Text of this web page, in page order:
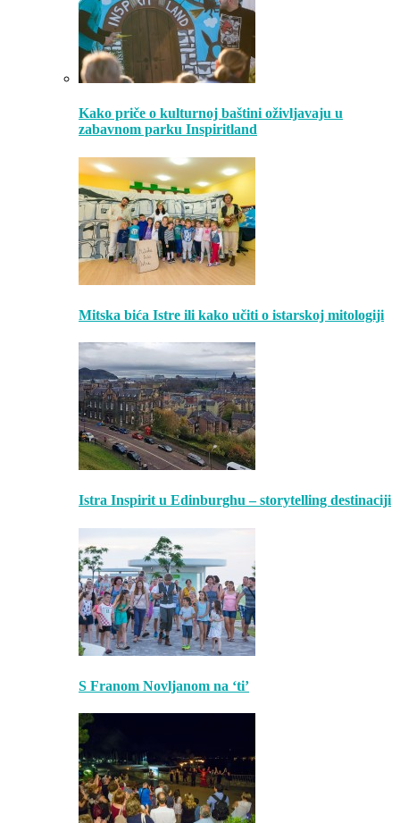
Kako priče o kulturnoj baštini oživljavaju u
zabavnom parku Inspiritland
Mitska bića Istre ili kako učiti o istarskoj mitologiji
Istra Inspirit u Edinburghu – storytelling destinaciji
S Franom Novljanom na ‘ti’